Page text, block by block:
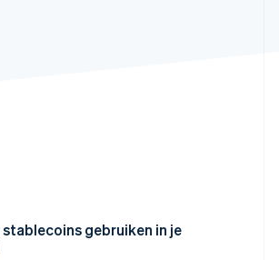
hoe Stripe de economische
bekijken
stablecoins gebruiken in je